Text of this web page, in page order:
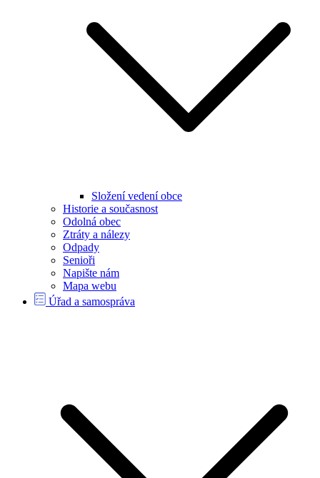
Složení vedení obce
Historie a současnost
Odolná obec
Ztráty a nálezy
Odpady
Senioři
Napište nám
Mapa webu
Úřad a samospráva